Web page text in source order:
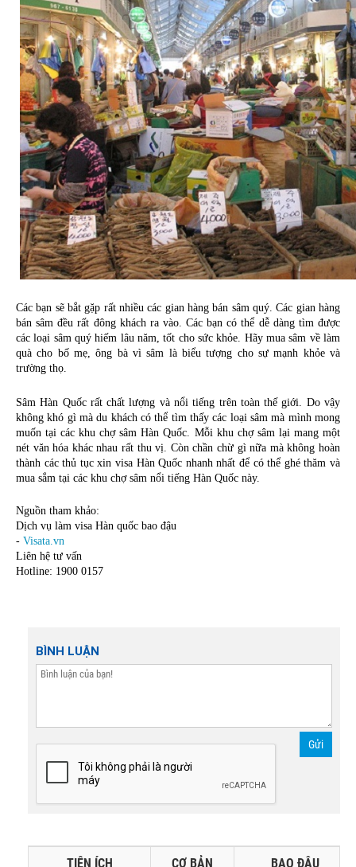
Các bạn sẽ bắt gặp rất nhiều các gian hàng bán sâm quý. Các gian hàng
bán sâm đều rất đông khách ra vào. Các bạn có thể dễ dàng tìm được
các loại sâm quý hiếm lâu năm, tốt cho sức khỏe. Hãy mua sâm về làm
quà cho bố mẹ, ông bà vì sâm là biểu tượng cho sự mạnh khỏe và
trường thọ.
Sâm Hàn Quốc rất chất lượng và nổi tiếng trên toàn thế giới. Do vậy
không khó gì mà du khách có thể tìm thấy các loại sâm mà mình mong
muốn tại các khu chợ sâm Hàn Quốc. Mỗi khu chợ sâm lại mang một
nét văn hóa khác nhau rất thu vị. Còn chần chừ gì nữa mà không hoàn
thành các thủ tục xin visa Hàn Quốc nhanh nhất để có thể ghé thăm và
mua sắm tại các khu chợ sâm nổi tiếng Hàn Quốc này.
Nguồn tham khảo:
Dịch vụ làm visa Hàn quốc bao đậu
- Visata.vn
Liên hệ tư vấn
Hotline: 1900 0157
BÌNH LUẬN
Gửi
TIỆN ÍCH CƠ BẢN BAO ĐẬU